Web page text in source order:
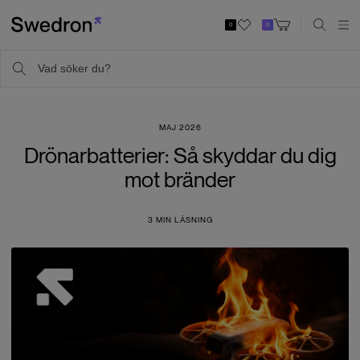
0 0
MAJ 2026
Drönarbatterier: Så skyddar du dig
mot bränder
3 MIN LÄSNING